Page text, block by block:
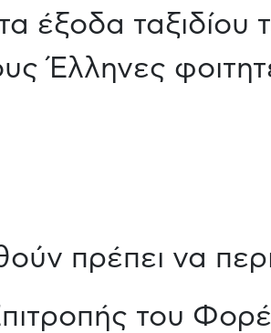
έξοδα ταξιδίου
Έλληνες
πρέπει να
του